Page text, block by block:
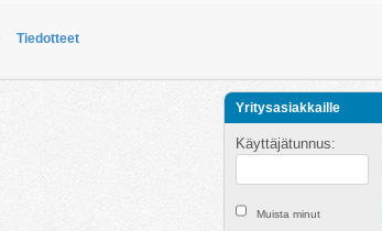
Tiedotteet
Yritysasiakkaille
Käyttäjätunnus:
Muista minut